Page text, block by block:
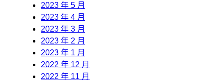
2023 年 5 月
2023 年 4 月
2023 年 3 月
2023 年 2 月
2023 年 1 月
2022 年 12 月
2022 年 11 月